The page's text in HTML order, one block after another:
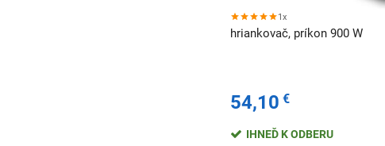
1x
hriankovač, príkon 900 W
54,10 €
IHNEĎ K ODBERU